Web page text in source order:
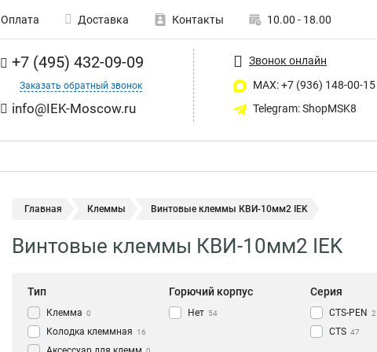
Оплата Доставка Контакты 10.00 - 18.00
+7 (495) 432-09-09
Заказать обратный звонок
info@IEK-Moscow.ru
Звонок онлайн
MAX: +7 (936) 148-00-15
Telegram: ShopMSK8
Главная Клеммы Винтовые клеммы КВИ-10мм2 IEK
Винтовые клеммы КВИ-10мм2 IEK
Тип
Клемма 0
Колодка клеммная 16
Горючий корпус
Нет 54
Серия
CTS-PEN 2
CTS 47